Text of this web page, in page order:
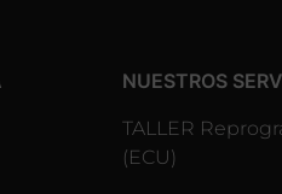
NUESTROS
TALLER
(ECU)